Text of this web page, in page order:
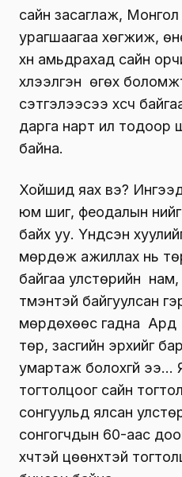
сайн засаглаж,
урагшаагаа хөгжиж,
хүн амьдрахад сайн
хүлээлгэн өгөх
сэтгэлээсээ хүсч
дарга нарт ил тодоор
байна.
Хойшид яах вэ?
юм шиг, феодалын
байх уу. Үндсэн
мөрдөж ажиллах нь
байгаа улстөрийн
түмэнтэй байгуулсан
мөрдөхөөс гадна Ард
төр, засгийн эрхийг
умартаж болохгүй ээ…
тогтолцоог сайн
сонгуульд ялсан
сонгогчдын 60-аас
хүчтэй цөөнхтэй